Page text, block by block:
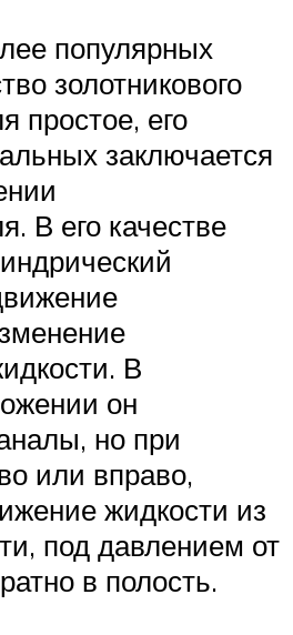
популярных
золотникового
простое, его
заключается
В его качестве
В
он
но при
или вправо,
жидкости из
под давлением от
в полость.